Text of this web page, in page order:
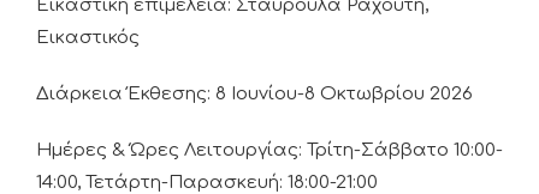
Εικαστική επιμέλεια: Σταυρούλα Ραχούτη,
Εικαστικός
Διάρκεια Έκθεσης: 8 Ιουνίου-8 Οκτωβρίου 2026
Ημέρες & Ώρες Λειτουργίας: Τρίτη-Σάββατο 10:00-
14:00, Τετάρτη-Παρασκευή: 18:00-21:00